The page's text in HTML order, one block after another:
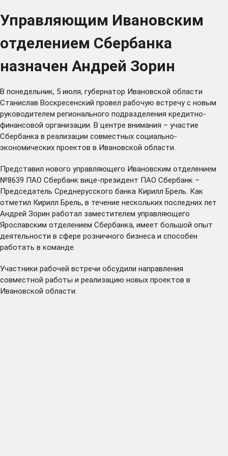
Управляющим Ивановским
отделением Сбербанка
назначен Андрей Зорин
В понедельник, 5 июля, губернатор Ивановской области
Станислав Воскресенский провел рабочую встречу с новым
руководителем регионального подразделения кредитно-
финансовой организации. В центре внимания – участие
Сбербанка в реализации совместных социально-
экономических проектов в Ивановской области.
Представил нового управляющего Ивановским отделением
№8639 ПАО Сбербанк вице-президент ПАО Сбербанк –
Председатель Среднерусского банка Кирилл Брель. Как
отметил Кирилл Брель, в течение нескольких последних лет
Андрей Зорин работал заместителем управляющего
Ярославским отделением Сбербанка, имеет большой опыт
деятельности в сфере розничного бизнеса и способен
работать в команде.
Участники рабочей встречи обсудили направления
совместной работы и реализацию новых проектов в
Ивановской области.